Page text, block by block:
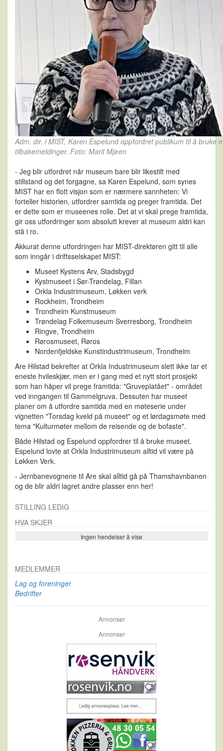
Adm. dir. i MIST, Karen Espelund oppfordret publikum til å bruke
tilbakemeldinger. Foto: Marit Mjøen
- Jeg blir utfordret når museum bare blir likestilt med
stillstand og det forgagne, sa Karen Espelund, som synes
MIST har en flott visjon som er nærmere sannheten: Vi
forteller historien, utfordrer samtida og preger framtida. Det
er dette som er museenes rolle. Det at vi skal prege framtida,
gir oss utfordringer som absolutt krever at museum aldri kan
stå i ro.
Akkurat denne utfordringen har MIST-direktøren gitt til alle
som inngår i driftsselskapet MIST:
Museet Kystens Arv, Stadsbygd
Kystmuseet i Sør-Trøndelag, Fillan
Orkla Industrimuseum, Løkken verk
Rockheim, Trondheim
Trondheim Kunstmuseum
Trøndelag Folkemuseum Sverresborg, Trondheim
Ringve, Trondheim
Rørosmuseet, Røros
Nordenfjeldske Kunstindustrimuseum, Trondheim
Are Hilstad bekrefter at Orkla Industrimuseum slett ikke tar et
eneste hvileskjær, men er i gang med et nytt stort prosjekt
som han håper vil prege framtida: "Gruveplatået" - området
ved inngangen til Gammelgruva. Dessuten har museet
planer om å utfordre samtida med en møteserie under
vignetten "Torsdag kveld på museet" og et lørdagsmøte med
tema "Kulturmøter mellom de reisende og de bofaste".
Både Hilstad og Espelund oppfordrer til å bruke museet.
Espelund lovte at Orkla Industrimuseum alltid vil være på
Løkken Verk.
- Jernbanevognene til Are skal alltid gå på Thamshavnbanen
og de blir aldri lagret andre plasser enn her!
STILLING LEDIG
HVA SKJER
Ingen hendelser å vise
Se flere…
MEDLEMMER
Lag og foreninger
Bedrifter
Annonser
Annonser